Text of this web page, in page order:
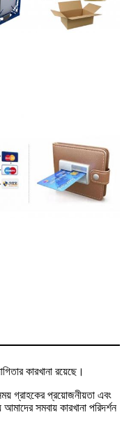
কারখানা রয়েছে।
গ্রাহকের প্রয়োজনীয়তা এবং
সমবায় কারখানা পরিদর্শন